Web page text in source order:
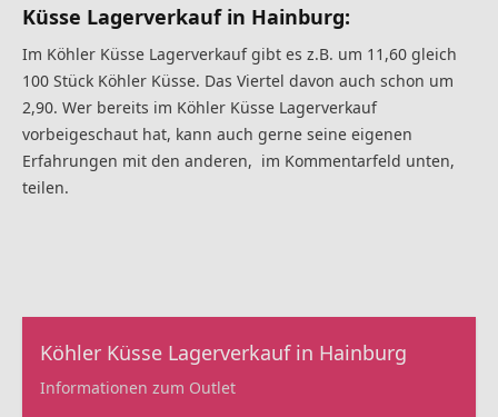
Küsse Lagerverkauf in Hainburg:
Im Köhler Küsse Lagerverkauf gibt es z.B. um 11,60 gleich
100 Stück Köhler Küsse. Das Viertel davon auch schon um
2,90. Wer bereits im Köhler Küsse Lagerverkauf
vorbeigeschaut hat, kann auch gerne seine eigenen
Erfahrungen mit den anderen, im Kommentarfeld unten,
teilen.
Köhler Küsse Lagerverkauf in Hainburg
Informationen zum Outlet